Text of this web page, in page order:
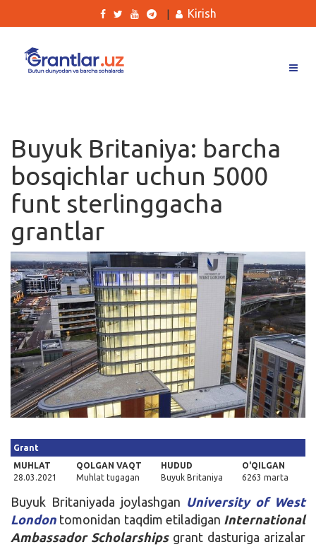
Ishlar
Kurslar
Blog
Yana
Qidirish
Kirish
Kirish
Buyuk Britaniya: barcha
bosqichlar uchun 5000
funt sterlinggacha
grantlar
Grant
MUHLAT
28.03.2021
QOLGAN VAQT
Muhlat tugagan
HUDUD
Buyuk Britaniya
O'QILGAN
6263 marta
Buyuk Britaniyada joylashgan University of West
London tomonidan taqdim etiladigan International
Ambassador Scholarships grant dasturiga arizalar